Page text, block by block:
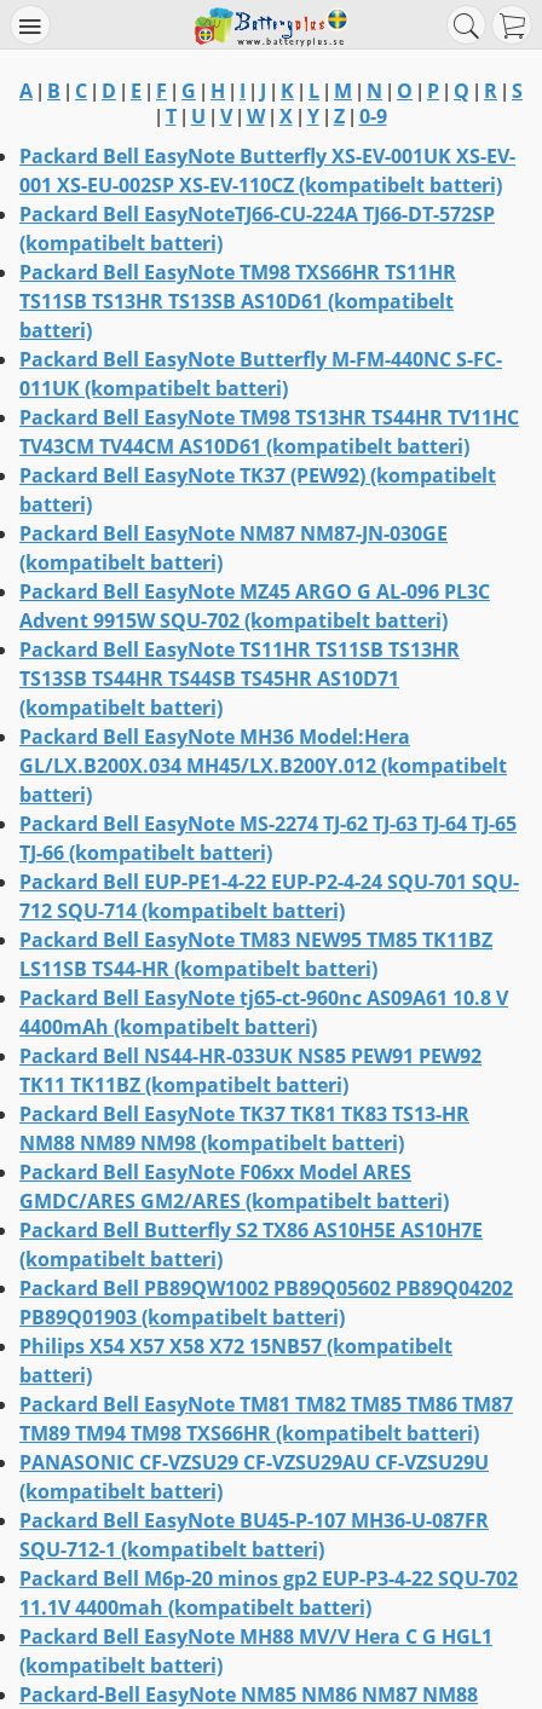
A B C D E F G H I J K L M N O P Q R S
T| U V| W| X| Y| Z| 0-9
Packard Bell EasyNote Butterfly XS-EV-001UK XS-EV-
001 XS-EU-002SP XS-EV-110CZ (kompatibelt batteri)
Packard Bell EasyNoteTJ66-CU-224A TJ66-DT-572SP
(kompatibelt batteri)
Packard Bell EasyNote TM98 TXS66HR TS11HR
TS11SB TS13HR TS13SB AS10D61 (kompatibelt
batteri)
Packard Bell EasyNote Butterfly M-FM-440NC S-FC-
011UK (kompatibelt batteri)
Packard Bell EasyNote TM98 TS13HR TS44HR TV11HC
TV43CM TV44CM AS10D61 (kompatibelt batteri)
Packard Bell EasyNote TK37 (PEW92) (kompatibelt
batteri)
Packard Bell EasyNote NM87 NM87-JN-030GE
(kompatibelt batteri)
Packard Bell EasyNote MZ45 ARGO G AL-096 PL3C
Advent 9915W SQU-702 (kompatibelt batteri)
Packard Bell EasyNote TS11HR TS11SB TS13HR
TS13SB TS44HR TS44SB TS45HR AS10D71
(kompatibelt batteri)
Packard Bell EasyNote MH36 Model:Hera
GL/LX.B200X.034 MH45/LX.B200Y.012 (kompatibelt
batteri)
Packard Bell EasyNote MS-2274 TJ-62 TJ-63 TJ-64 TJ-65
TJ-66 (kompatibelt batteri)
Packard Bell EUP-PE1-4-22 EUP-P2-4-24 SQU-701 SQU-
712 SQU-714 (kompatibelt batteri)
Packard Bell EasyNote TM83 NEW95 TM85 TK11BZ
LS11SB TS44-HR (kompatibelt batteri)
Packard Bell EasyNote tj65-ct-960nc AS09A61 10.8 V
4400mAh (kompatibelt batteri)
Packard Bell NS44-HR-033UK NS85 PEW91 PEW92
TK11 TK11BZ (kompatibelt batteri)
Packard Bell EasyNote TK37 TK81 TK83 TS13-HR
NM88 NM89 NM98 (kompatibelt batteri)
Packard Bell EasyNote F06xx Model ARES
GMDC/ARES GM2/ARES (kompatibelt batteri)
Packard Bell Butterfly S2 TX86 AS10H5E AS10H7E
(kompatibelt batteri)
Packard Bell PB89QW1002 PB89Q05602 PB89Q04202
PB89Q01903 (kompatibelt batteri)
Philips X54 X57 X58 X72 15NB57 (kompatibelt
batteri)
Packard Bell EasyNote TM81 TM82 TM85 TM86 TM87
TM89 TM94 TM98 TXS66HR (kompatibelt batteri)
PANASONIC CF-VZSU29 CF-VZSU29AU CF-VZSU29U
(kompatibelt batteri)
Packard Bell EasyNote BU45-P-107 MH36-U-087FR
SQU-712-1 (kompatibelt batteri)
Packard Bell M6p-20 minos gp2 EUP-P3-4-22 SQU-702
11.1V 4400mah (kompatibelt batteri)
Packard Bell EasyNote MH88 MV/V Hera C G HGL1
(kompatibelt batteri)
Packard-Bell EasyNote NM85 NM86 NM87 NM88